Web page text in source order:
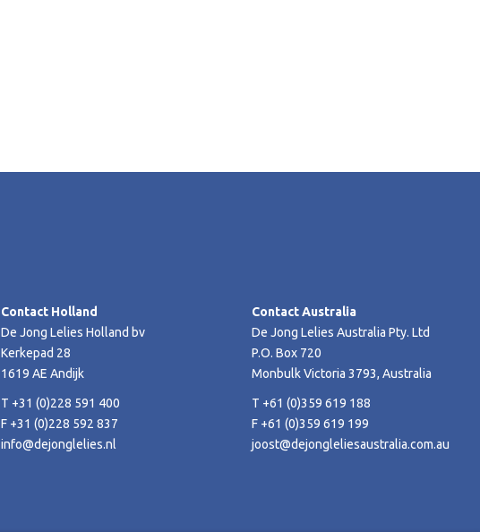
Contact Holland
De Jong Lelies Holland bv
Kerkepad 28
1619 AE Andijk
T +31 (0)228 591 400
F +31 (0)228 592 837
info@dejonglelies.nl
Contact Australia
De Jong Lelies Australia Pty. Ltd
P.O. Box 720
Monbulk Victoria 3793, Australia
T +61 (0)359 619 188
F +61 (0)359 619 199
joost@dejongleliesaustralia.com.au